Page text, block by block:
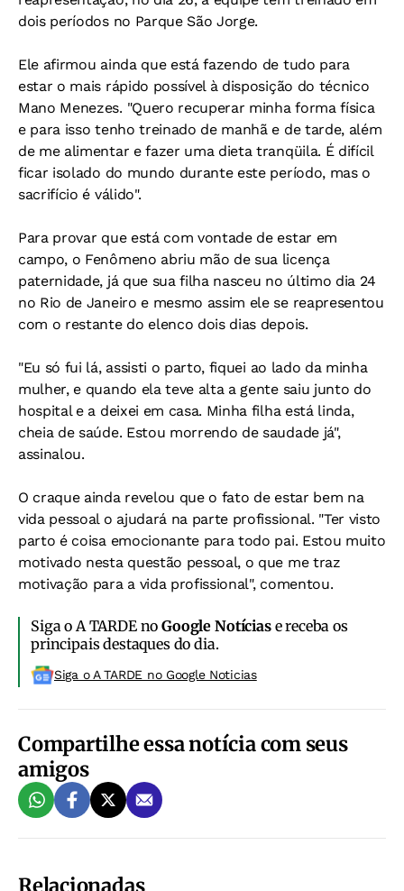
dois períodos no Parque São Jorge.
Ele afirmou ainda que está fazendo de tudo para
estar o mais rápido possível à disposição do técnico
Mano Menezes. "Quero recuperar minha forma física
e para isso tenho treinado de manhã e de tarde, além
de me alimentar e fazer uma dieta tranqüila. É difícil
ficar isolado do mundo durante este período, mas o
sacrifício é válido".
Para provar que está com vontade de estar em
campo, o Fenômeno abriu mão de sua licença
paternidade, já que sua filha nasceu no último dia 24
no Rio de Janeiro e mesmo assim ele se reapresentou
com o restante do elenco dois dias depois.
"Eu só fui lá, assisti o parto, fiquei ao lado da minha
mulher, e quando ela teve alta a gente saiu junto do
hospital e a deixei em casa. Minha filha está linda,
cheia de saúde. Estou morrendo de saudade já",
assinalou.
O craque ainda revelou que o fato de estar bem na
vida pessoal o ajudará na parte profissional. "Ter visto
parto é coisa emocionante para todo pai. Estou muito
motivado nesta questão pessoal, o que me traz
motivação para a vida profissional", comentou.
Siga o A TARDE noGoogle Notíciase receba os
principais destaques do dia.
Siga o A TARDE no Google Noticias
Compartilhe essa notícia com seus
amigos
Relacionadas